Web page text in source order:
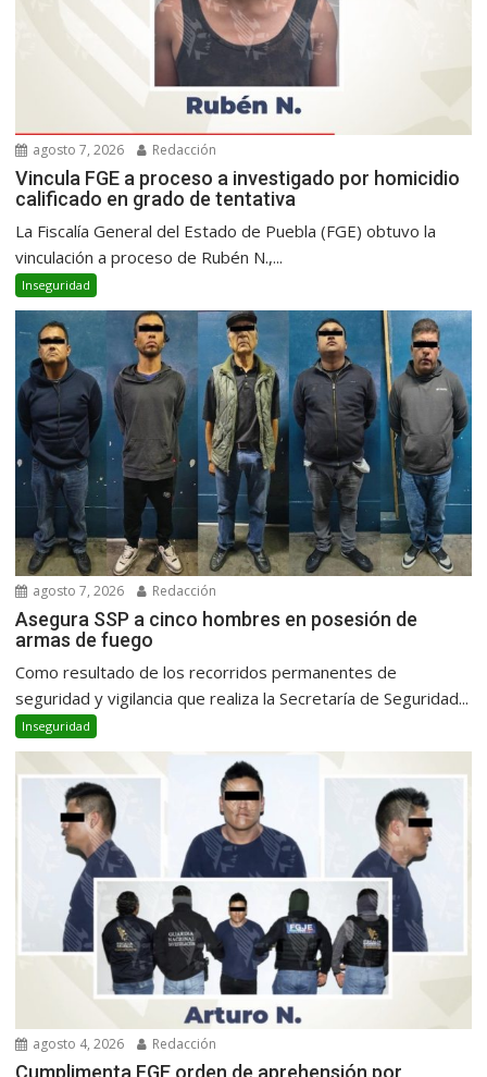
agosto 7, 2026 Redacción
Vincula FGE a proceso a investigado por homicidio
calificado en grado de tentativa
La Fiscalía General del Estado de Puebla (FGE) obtuvo la
vinculación a proceso de Rubén N.,...
Inseguridad
agosto 7, 2026 Redacción
Asegura SSP a cinco hombres en posesión de
armas de fuego
Como resultado de los recorridos permanentes de
seguridad y vigilancia que realiza la Secretaría de Seguridad...
Inseguridad
agosto 4, 2026 Redacción